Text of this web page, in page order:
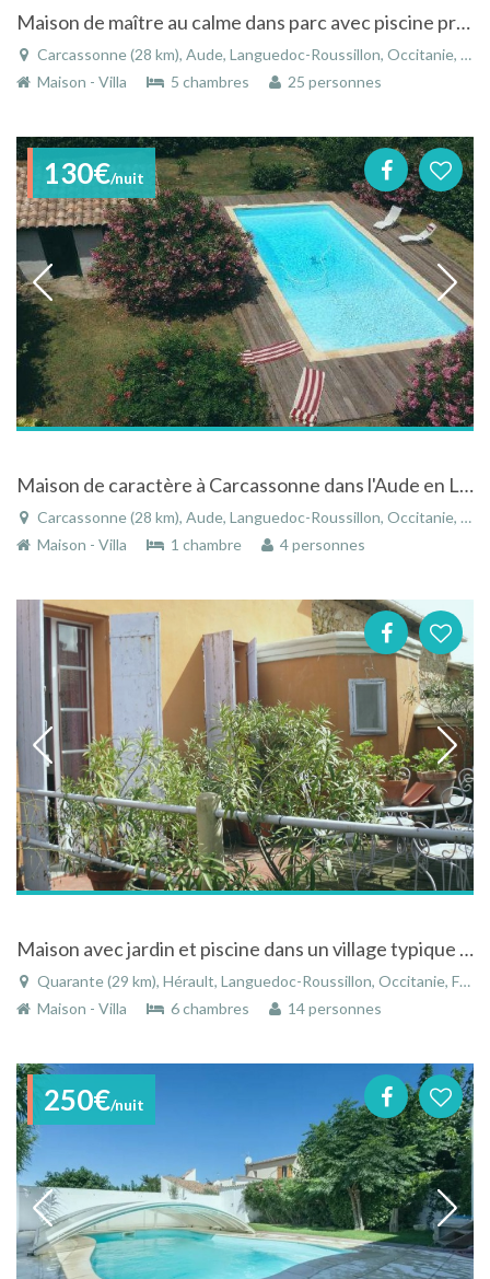
Maison de maître au calme dans parc avec piscine près de Carcassonne dans le Languedoc-Roussillon
Carcassonne (28 km), Aude, Languedoc-Roussillon, Occitanie, France
Maison - Villa
5 chambres 25 personnes
130€/nuit
Maison de caractère à Carcassonne dans l'Aude en Languedoc-Roussillon au pied de la cité
Carcassonne (28 km), Aude, Languedoc-Roussillon, Occitanie, France
Maison - Villa
1 chambre 4 personnes
Maison avec jardin et piscine dans un village typique proche de Béziers
Quarante (29 km), Hérault, Languedoc-Roussillon, Occitanie, France
Maison - Villa
6 chambres 14 personnes
250€/nuit